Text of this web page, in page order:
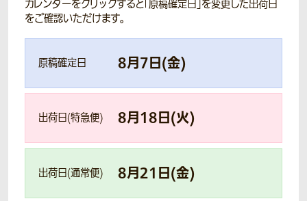
カレンダーをクリックすると「原稿確定日」を変更した出荷日
をご確認いただけます。
原稿確定日 8月7日(金)
出荷日(特急便) 8月18日(火)
出荷日(通常便) 8月21 日(金)